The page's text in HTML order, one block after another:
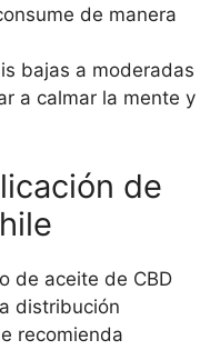
de manera
bajas a moderadas
a calmar la mente y
de
de aceite de CBD
distribución
recomienda